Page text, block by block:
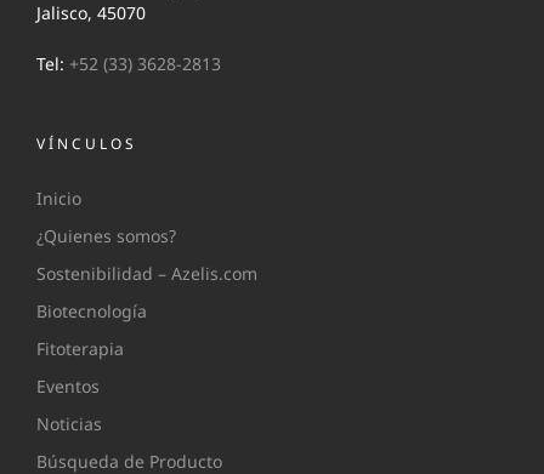
Jalisco, 45070
Tel: +52 (33) 3628-2813
VÍNCULOS
Inicio
¿Quienes somos?
Sostenibilidad – Azelis.com
Biotecnología
Fitoterapia
Eventos
Noticias
Búsqueda de Producto